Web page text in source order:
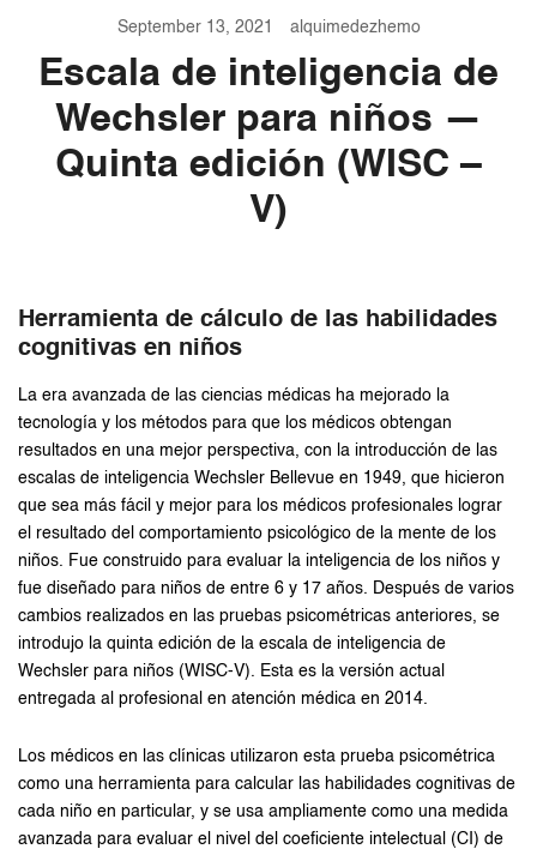
September 13, 2021 alquimedezhemo
Escala de inteligencia de
Wechsler para niños —
Quinta edición (WISC –
V)
Herramienta de cálculo de las habilidades
cognitivas en niños
La era avanzada de las ciencias médicas ha mejorado la
tecnología y los métodos para que los médicos obtengan
resultados en una mejor perspectiva, con la introducción de las
escalas de inteligencia Wechsler Bellevue en 1949, que hicieron
que sea más fácil y mejor para los médicos profesionales lograr
el resultado del comportamiento psicológico de la mente de los
niños. Fue construido para evaluar la inteligencia de los niños y
fue diseñado para niños de entre 6 y 17 años. Después de varios
cambios realizados en las pruebas psicométricas anteriores, se
introdujo la quinta edición de la escala de inteligencia de
Wechsler para niños (WISC-V). Esta es la versión actual
entregada al profesional en atención médica en 2014.
Los médicos en las clínicas utilizaron esta prueba psicométrica
como una herramienta para calcular las habilidades cognitivas de
cada niño en particular, y se usa ampliamente como una medida
avanzada para evaluar el nivel del coeficiente intelectual (CI) de